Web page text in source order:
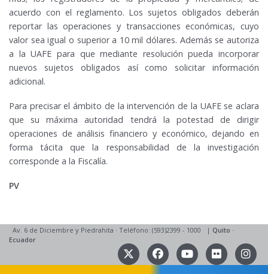
acuerdo con el reglamento. Los sujetos obligados deberán
reportar las operaciones y transacciones económicas, cuyo
valor sea igual o superior a 10 mil dólares. Además se autoriza
a la UAFE para que mediante resolución pueda incorporar
nuevos sujetos obligados así como solicitar información
adicional.
Para precisar el ámbito de la intervención de la UAFE se aclara
que su máxima autoridad tendrá la potestad de dirigir
operaciones de análisis financiero y económico, dejando en
forma tácita que la responsabilidad de la investigación
corresponde a la Fiscalía.
PV
Av. 6 de Diciembre y Piedrahita · Teléfono: (593)2399 - 1000 | Quito ·
Ecuador